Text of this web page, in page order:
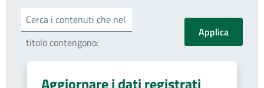
Cerca i contenuti che nel
titolo contengono: